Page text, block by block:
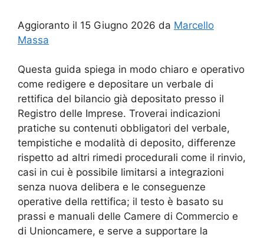
Aggioranto il 15 Giugno 2026 da Marcello
Massa
Questa guida spiega in modo chiaro e operativo
come redigere e depositare un verbale di
rettifica del bilancio già depositato presso il
Registro delle Imprese. Troverai indicazioni
pratiche su contenuti obbligatori del verbale,
tempistiche e modalità di deposito, differenze
rispetto ad altri rimedi procedurali come il rinvio,
casi in cui è possibile limitarsi a integrazioni
senza nuova delibera e le conseguenze
operative della rettifica; il testo è basato su
prassi e manuali delle Camere di Commercio e
di Unioncamere, e serve a supportare la